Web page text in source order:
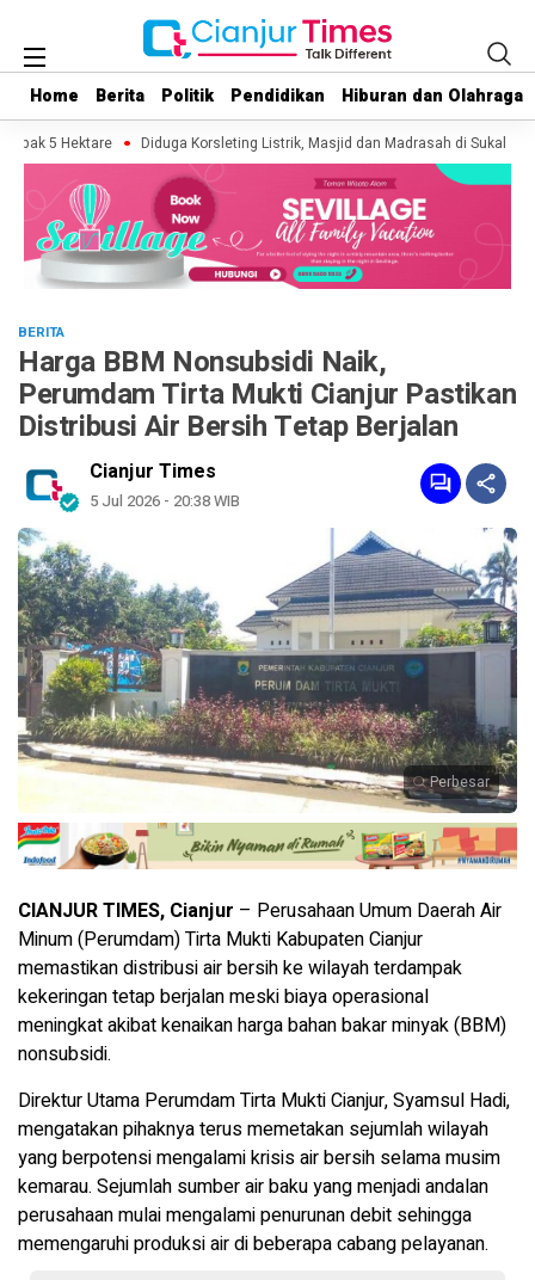
Home Berita Politik Pendidikan Hiburan dan Olahraga
Home Berita Politik Pendidikan Hiburan dan Olahraga
5 Hektare Diduga Korsleting Listrik, Masjid dan Madrasah di Sukaluyu
BERITA
Harga BBM Nonsubsidi Naik,
Perumdam Tirta Mukti Cianjur Pastikan
Distribusi Air Bersih Tetap Berjalan
Cianjur Times
5 Jul 2026 - 20:38 WIB
Perbesar
CIANJUR TIMES, Cianjur – Perusahaan Umum Daerah Air
Minum (Perumdam) Tirta Mukti Kabupaten Cianjur
memastikan distribusi air bersih ke wilayah terdampak
kekeringan tetap berjalan meski biaya operasional
meningkat akibat kenaikan harga bahan bakar minyak (BBM)
nonsubsidi.
Direktur Utama Perumdam Tirta Mukti Cianjur, Syamsul Hadi,
mengatakan pihaknya terus memetakan sejumlah wilayah
yang berpotensi mengalami krisis air bersih selama musim
kemarau. Sejumlah sumber air baku yang menjadi andalan
perusahaan mulai mengalami penurunan debit sehingga
memengaruhi produksi air di beberapa cabang pelayanan.